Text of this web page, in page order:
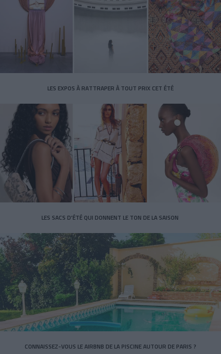
LES EXPOS À RATTRAPER À TOUT PRIX CET ÉTÉ
LES SACS D’ÉTÉ QUI DONNENT LE TON DE LA SAISON
CONNAISSEZ-VOUS LE AIRBNB DE LA PISCINE AUTOUR DE PARIS ?